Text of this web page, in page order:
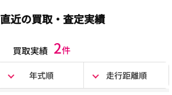
直近の買取・査定実績
買取実績 2件
年式順 走行距離順